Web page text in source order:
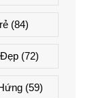
(84)
(72)
(59)